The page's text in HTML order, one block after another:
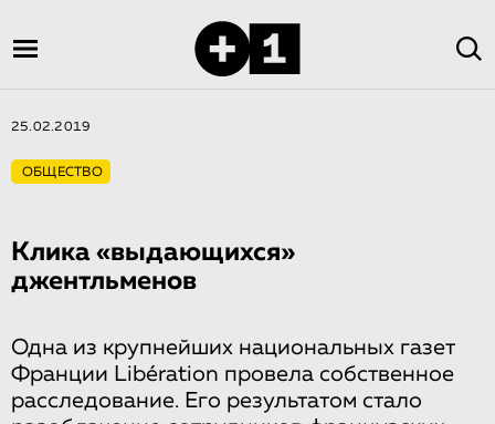
25.02.2019
ОБЩЕСТВО
Клика «выдаю­щих­ся»
джентльменов
Одна из крупнейших национальных газет
Франции Libération провела собственное
расследование. Его результатом стало